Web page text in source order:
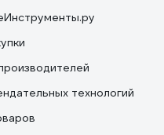
технологий